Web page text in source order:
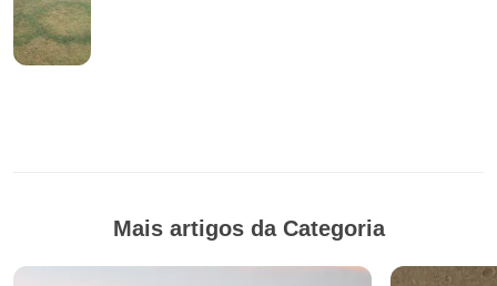
Mais artigos da Categoria